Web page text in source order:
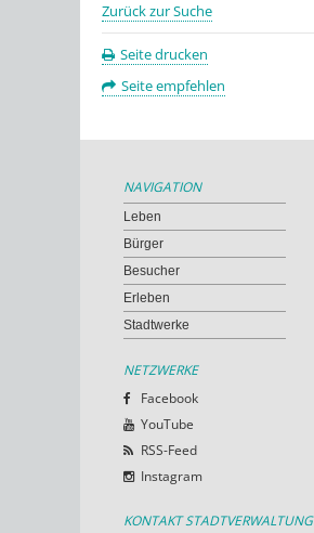
Zurück zur Suche
Seite drucken
Seite empfehlen
NAVIGATION
Leben
Bürger
Besucher
Erleben
Stadtwerke
NETZWERKE
Facebook
YouTube
RSS-Feed
Instagram
KONTAKT STADTVERWALTUNG